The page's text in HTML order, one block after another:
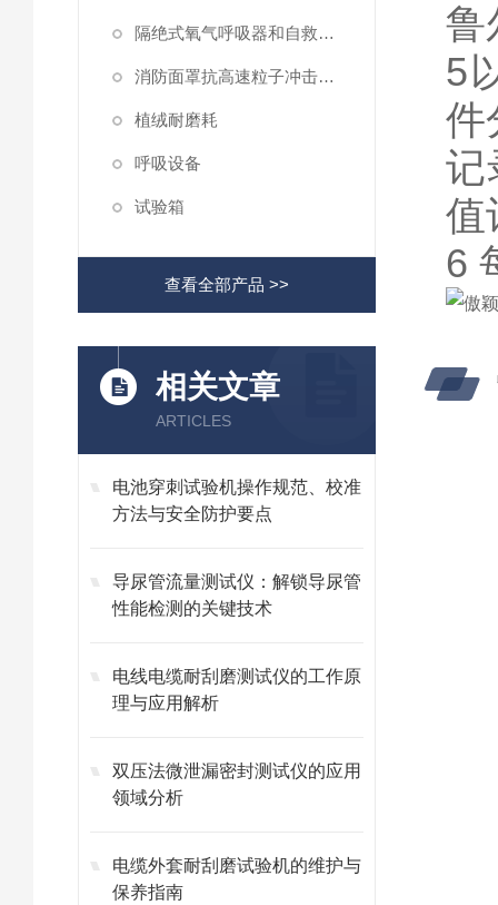
隔绝式氧气呼吸器和自救器二氧化碳吸收率及水分含量测试仪
消防面罩抗高速粒子冲击试验机
植绒耐磨耗
呼吸设备
试验箱
查看全部产品 >>
相关文章
ARTICLES
电池穿刺试验机操作规范、校准
方法与安全防护要点
导尿管流量测试仪：解锁导尿管
性能检测的关键技术
电线电缆耐刮磨测试仪的工作原
理与应用解析
双压法微泄漏密封测试仪的应用
领域分析
电缆外套耐刮磨试验机的维护与
保养指南
鲁
5
件
记
值
6